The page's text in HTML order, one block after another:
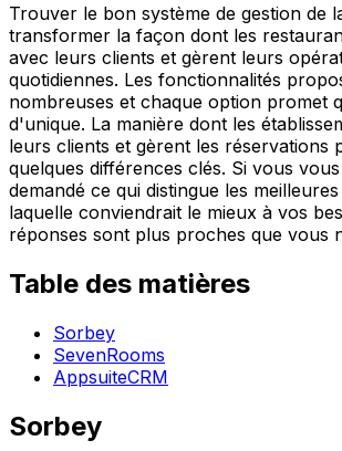
Trouver le bon système de gestion de
transformer la façon dont les
avec leurs clients et gèrent leurs
quotidiennes. Les fonctionnalités
nombreuses et chaque option promet
d'unique. La manière dont les
leurs clients et gèrent les réservations
quelques différences clés. Si vous
demandé ce qui distingue les
laquelle conviendrait le mieux à vos
réponses sont plus proches que vous
Table des matières
Sorbey
SevenRooms
AppsuiteCRM
Sorbey